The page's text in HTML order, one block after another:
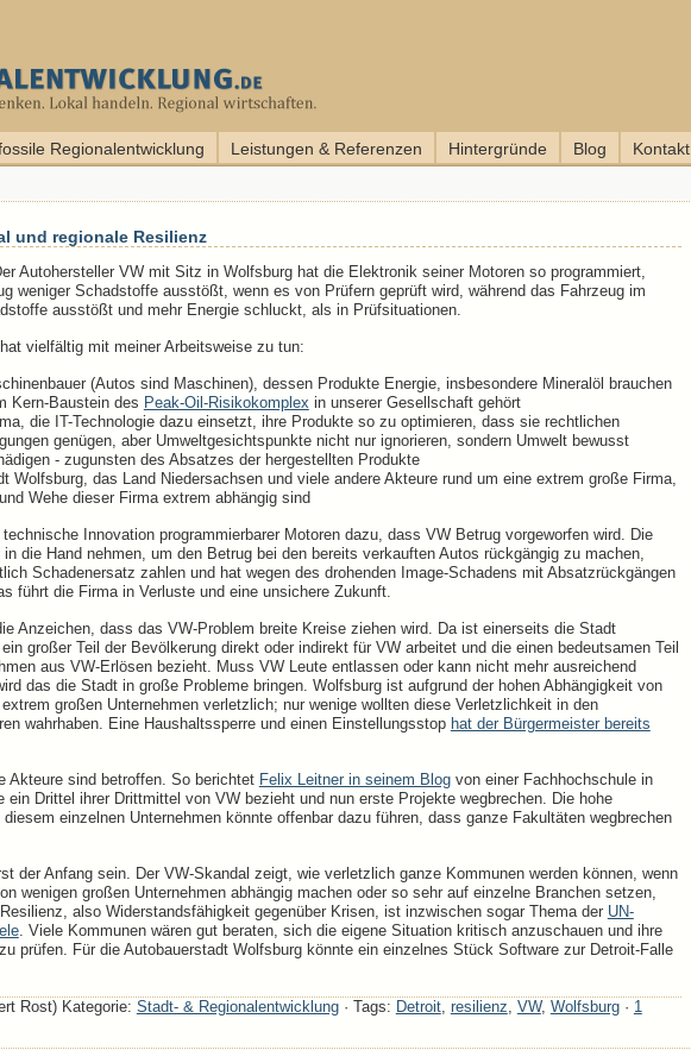
Regionalentwicklung Leistungen & Referenzen Hintergründe Blog Kontakt
und regionale Resilienz
Autohersteller VW mit Sitz in Wolfsburg hat die Elektronik seiner Motoren so programmiert,
weniger Schadstoffe ausstößt, wenn es von Prüfern geprüft wird, während das Fahrzeug im
ausstößt und mehr Energie schluckt, als in Prüfsituationen.
vielfältig mit meiner Arbeitsweise zu tun:
(Autos sind Maschinen), dessen Produkte Energie, insbesondere Mineralöl brauchen
Kern-Baustein des Peak-Oil-Risikokomplex in unserer Gesellschaft gehört
die IT-Technologie dazu einsetzt, ihre Produkte so zu optimieren, dass sie rechtlichen
genügen, aber Umweltgesichtspunkte nicht nur ignorieren, sondern Umwelt bewusst
- zugunsten des Absatzes der hergestellten Produkte
Wolfsburg, das Land Niedersachsen und viele andere Akteure rund um eine extrem große Firma,
Wehe dieser Firma extrem abhängig sind
Innovation programmierbarer Motoren dazu, dass VW Betrug vorgeworfen wird. Die
die Hand nehmen, um den Betrug bei den bereits verkauften Autos rückgängig zu machen,
Schadenersatz zahlen und hat wegen des drohenden Image-Schadens mit Absatzrückgängen
führt die Firma in Verluste und eine unsichere Zukunft.
Anzeichen, dass das VW-Problem breite Kreise ziehen wird. Da ist einerseits die Stadt
großer Teil der Bevölkerung direkt oder indirekt für VW arbeitet und die einen bedeutsamen Teil
aus VW-Erlösen bezieht. Muss VW Leute entlassen oder kann nicht mehr ausreichend
das die Stadt in große Probleme bringen. Wolfsburg ist aufgrund der hohen Abhängigkeit von
großen Unternehmen verletzlich; nur wenige wollten diese Verletzlichkeit in den
wahrhaben. Eine Haushaltssperre und einen Einstellungsstop hat der Bürgermeister bereits
Akteure sind betroffen. So berichtet Felix Leitner in seinem Blogvon einer Fachhochschule in
ein Drittel ihrer Drittmittel von VW bezieht und nun erste Projekte wegbrechen. Die hohe
einzelnen Unternehmen könnte offenbar dazu führen, dass ganze Fakultäten wegbrechen
der Anfang sein. Der VW-Skandal zeigt, wie verletzlich ganze Kommunen werden können, wenn
wenigen großen Unternehmen abhängig machen oder so sehr auf einzelne Branchen setzen,
also Widerstandsfähigkeit gegenüber Krisen, ist inzwischen sogar Thema der UN-
. Viele Kommunen wären gut beraten, sich die eigene Situation kritisch anzuschauen und ihre
prüfen. Für die Autobauerstadt Wolfsburg könnte ein einzelnes Stück Software zur Detroit-Falle
Rost) Kategorie: Stadt- & Regionalentwicklung· Tags: Detroit, resilienz VW, Wolfsburg· 1